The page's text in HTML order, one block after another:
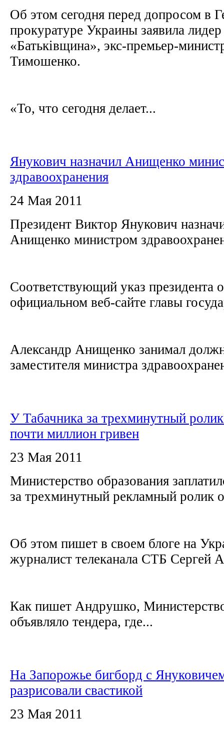
Об этом сегодня перед допросом в
прокуратуре Украины заявила
«Батьківщина», экс-премьер-
Тимошенко.
«То, что сегодня делает...
Янукович назначил Анищенко
здравоохранения
24 Мая 2011
Президент Виктор Янукович
Анищенко министром
Соответствующий указ президента
официальном веб-сайте главы
Александр Анищенко занимал
заместителя министра
У Табачника за трехминутный ролик
почти миллион гривен
23 Мая 2011
Министерство образования
за трехминутный рекламный ролик
Об этом пишет в своем блоге на
журналист телеканала СТБ Сергей
Как пишет Андрушко,
объявляло тендера, где...
На Запорожье бигборд с
разрисовали свастикой
23 Мая 2011